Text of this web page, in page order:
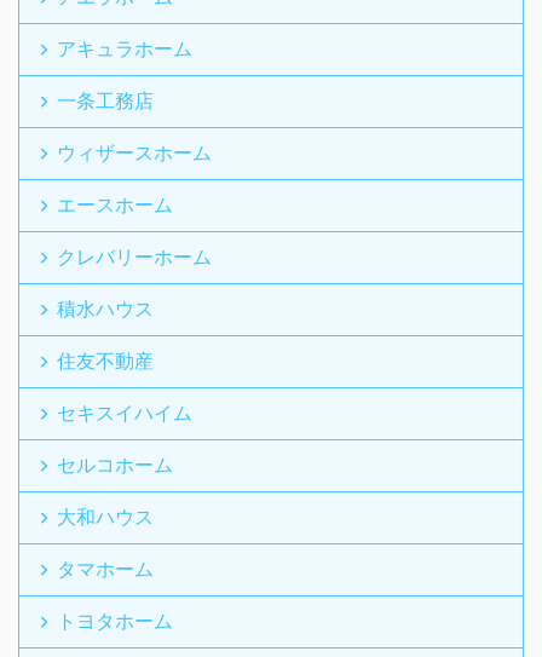
アキュラホーム
一条工務店
ウィザースホーム
エースホーム
クレバリーホーム
積水ハウス
住友不動産
セキスイハイム
セルコホーム
大和ハウス
タマホーム
トヨタホーム